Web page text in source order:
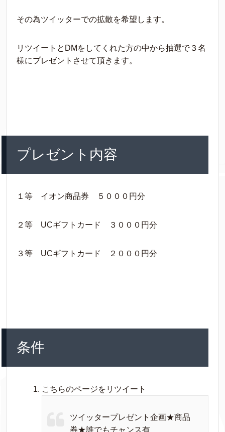
その為ツイッターでの拡散を希望します。
リツイートとDMをしてくれた方の中から抽選で３名
様にプレゼントさせて頂きます。
プレゼント内容
１等 イオン商品券 ５０００円分
２等 UCギフトカード ３０００円分
３等 UCギフトカード ２０００円分
条件
こちらのページをリツイート
ツイッタープレゼント企画★商品
券★誰でもチャンス有